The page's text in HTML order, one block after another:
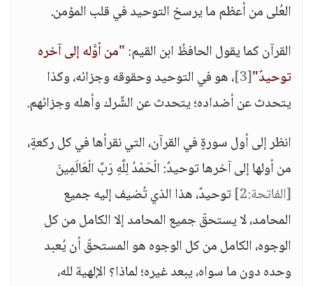
العُلى من أعظم ما يرسخ التوحيد في قلب المؤمن.
القرآن كما يقول الحافظُ ابن القيم:"من أوَّله إلى آخره
توحيدٌ"[3] ، هو في التوحيد وحقوقه وجزائه، وكذا
يتحدث عن أضداده؛ يتحدث عن الشِّرك وأهله وجزائهم.
انظر إلى أول سورةٍ في القرآن، التي نقرأها في كل ركعةٍ،
من أولها إلى آخرها توحيدٌ: الْحَمْدُ لِلَّهِ رَبِّ الْعَالَمِينَ
[الفاتحة:2]
توحيدٌ، هذا الذي تُضيف إليه جميع
المحامد، لا يستحقّ جميع المحامد إلا الكامل من كل
الوجوه، الكامل من كل الوجوه هو المستحقّ أن يُعبد
وحده دون ما سواه، يبعد غيره؛ لماذا؟ الإلهية لله،